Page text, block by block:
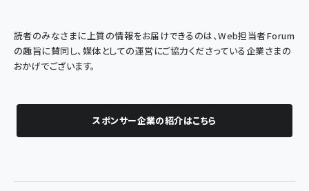
読者のみなさまに上質の情報をお届けできるのは、Web担当者Forum
の趣旨に賛同し、媒体としての運営にご協力くださっている企業さまの
おかげでございます。
スポンサー企業の紹介はこちら